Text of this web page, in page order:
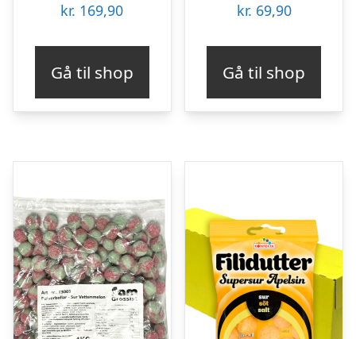
kr. 169,90
Gå til shop
kr. 69,90
Gå til shop